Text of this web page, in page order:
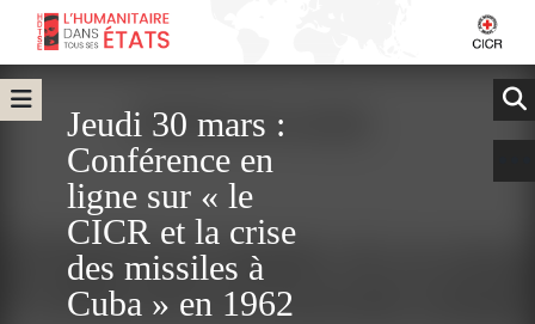
Jeudi 30 mars :
Conférence en
ligne sur « le
CICR et la crise
des missiles à
Cuba » en 1962